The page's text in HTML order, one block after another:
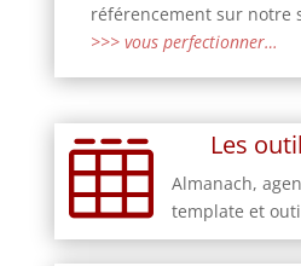
référencement sur notre
>>> vous perfectionner…
 Les
Almanach,
template et